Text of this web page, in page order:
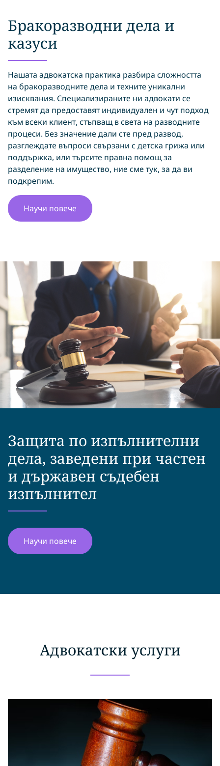
Бракоразводни дела и
казуси
Нашата адвокатска практика разбира сложността
на бракоразводните дела и техните уникални
изисквания. Специализираните ни адвокати се
стремят да предоставят индивидуален и чут подход
към всеки клиент, стъпващ в света на разводните
процеси. Без значение дали сте пред развод,
разглеждате въпроси свързани с детска грижа или
поддържка, или търсите правна помощ за
разделение на имущество, ние сме тук, за да ви
подкрепим.
Научи повече
Защита по изпълнителни
дела, заведени при частен
и държавен съдебен
изпълнител
Научи повече
Адвокатски услуги